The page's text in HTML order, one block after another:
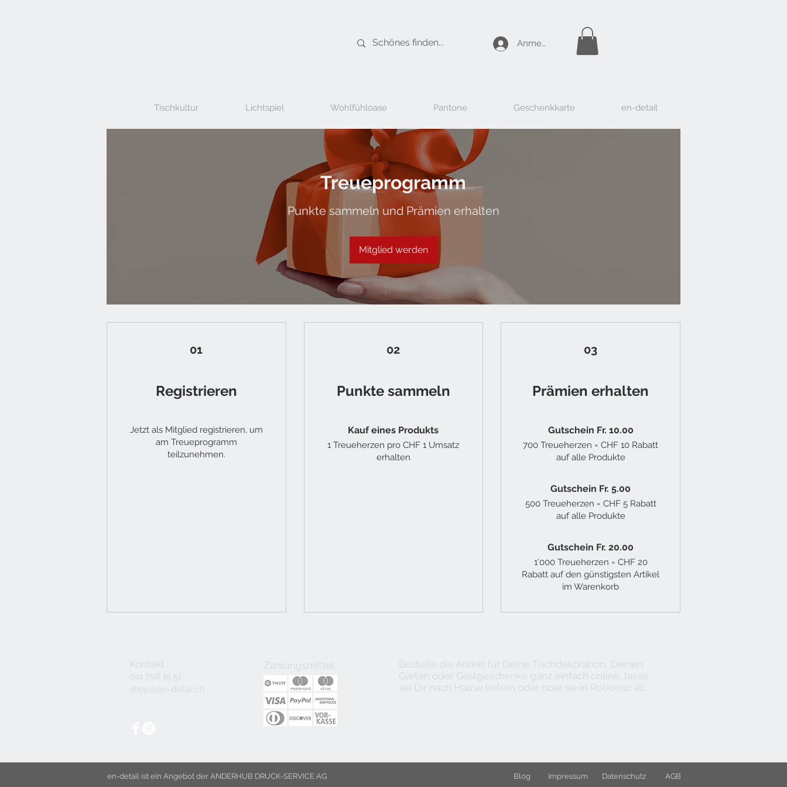
Anmelden
Tischkultur Lichtspiel Wohlfühloase Pantone Geschenkkarte en-detail
Treueprogramm
Punkte sammeln und Prämien erhalten
Mitglied werden
01
Registrieren
Jetzt als Mitglied registrieren, um
am Treueprogramm
teilzunehmen.
02
Punkte sammeln
Kauf eines Produkts
1 Treueherzen pro CHF 1 Umsatz
erhalten
03
Prämien erhalten
Gutschein Fr. 10.00
700 Treueherzen = CHF 10 Rabatt
auf alle Produkte
Gutschein Fr. 5.00
500 Treueherzen = CHF 5 Rabatt
auf alle Produkte
Gutschein Fr. 20.00
1'000 Treueherzen = CHF 20
Rabatt auf den günstigsten Artikel
im Warenkorb
Kontakt
041 798 15 51
shop@en-detail.ch
Zahlungsmittel
Bestelle die Artikel für Deine Tischdekoration, Deinen
Garten oder Gastgeschenke ganz einfach online, lasse
sie Dir nach Hause liefern oder hole sie in Rotkreuz ab.
en-detail ist ein Angebot der ANDERHUB DRUCK-SERVICE AG Blog Impressum Datenschutz AGB